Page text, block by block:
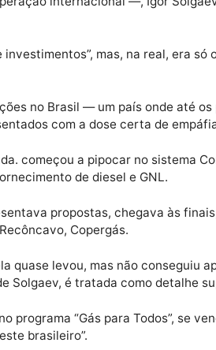
de graça acabaram
em que alguém para de pagar
— como a Saara S.A.,
e Fort Energy
de investimentos”, mas, na
no Brasil — um país
com a dose certa
Ltda. começou a pipocar no
fornecimento de diesel e GNL.